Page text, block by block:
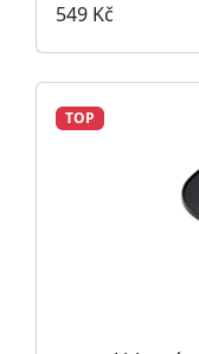
549 Kč
TOP